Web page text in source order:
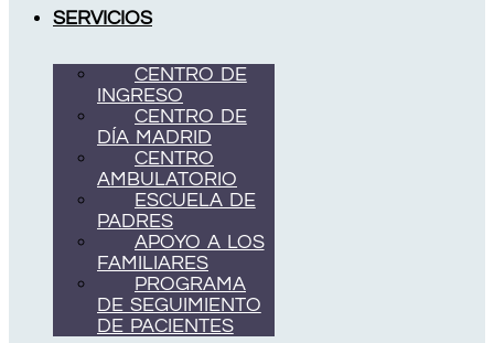
SERVICIOS
CENTRO DE
INGRESO
CENTRO DE
DÍA MADRID
CENTRO
AMBULATORIO
ESCUELA DE
PADRES
APOYO A LOS
FAMILIARES
PROGRAMA
DE SEGUIMIENTO
DE PACIENTES